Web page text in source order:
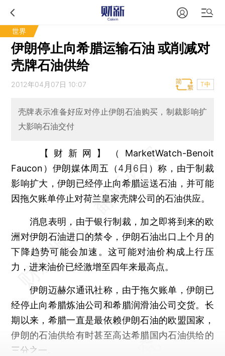
世界
伊朗停止向希腊运输石油 或削减对
壳牌石油供给
2012年04月07日 10:07 T中
壳牌表示准备好应对停止伊朗石油购买，制裁影响扩
大影响石油交付
【财新网】（MarketWatch-Benoit
Faucon） 伊朗媒体周五（4月6日）称，由于制裁
影响扩大，伊朗已经停止向希腊运送石油，并可能
因拖欠账单停止对荷兰皇家壳牌公司的石油供应。
消息表明，由于银行制裁，加之即将到来的欧
洲对伊朗石油进口的禁令，伊朗石油出口上个月的
下降趋势可能会加速。这可能对油价构成上行压
力，进来油价已经激增至四年来最高点。
伊朗迈赫尔通讯社称，由于拖欠账单，伊朗已
经停止向希腊炼油公司和希腊润滑油公司交货。长
期以来，希腊一直是最依赖伊朗石油的欧盟国家，
伊朗的石油供给有时甚至高达希腊国内石油供给的
三分之一。